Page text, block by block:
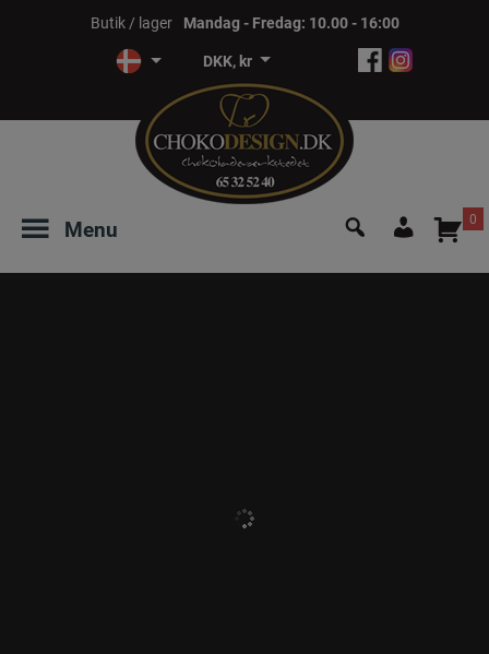
Butik / lager
Mandag - Fredag: 10.00 - 16:00
DKK, kr
Søg
0
Menu